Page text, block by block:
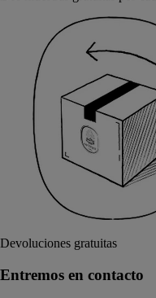
Devoluciones gratuitas
Entremos en contacto